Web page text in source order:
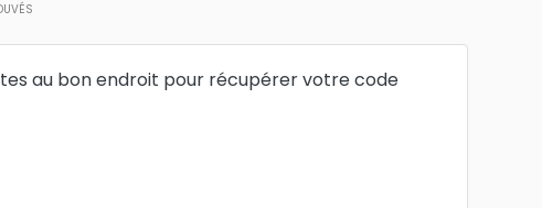
au bon endroit pour récupérer votre code